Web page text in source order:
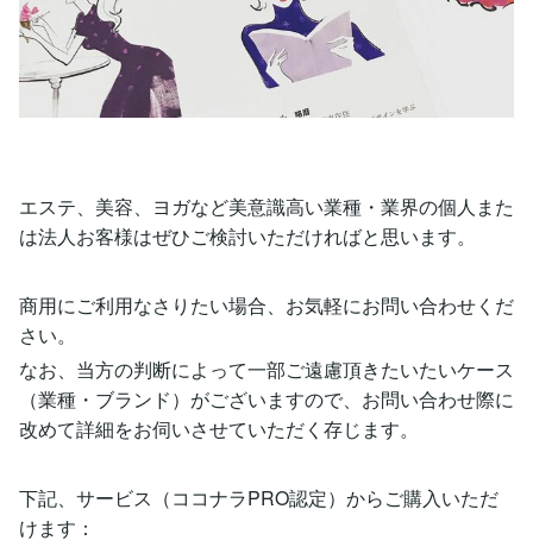
エステ、美容、ヨガなど美意識高い業種・業界の個人また
は法人お客様はぜひご検討いただければと思います。
商用にご利用なさりたい場合、お気軽にお問い合わせくだ
さい。
なお、当方の判断によって一部ご遠慮頂きたいたいケース
（業種・ブランド）がございますので、お問い合わせ際に
改めて詳細をお伺いさせていただく存じます。
下記、サービス（ココナラPRO認定）からご購入いただ
けます：